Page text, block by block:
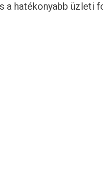
hatékonyabb üzleti